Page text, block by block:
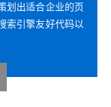
划出适合企业的页
索引擎友好代码以